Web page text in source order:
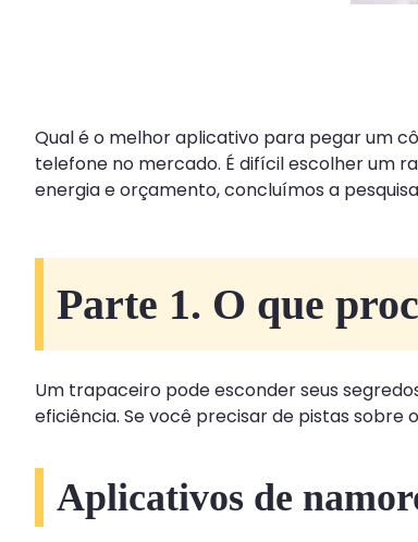
Qual é o melhor aplicativo para pegar um
telefone no mercado. É difícil escolher um
energia e orçamento, concluímos a
Parte 1. O que
Um trapaceiro pode esconder seus
eficiência. Se você precisar de pistas sobre
Aplicativos de